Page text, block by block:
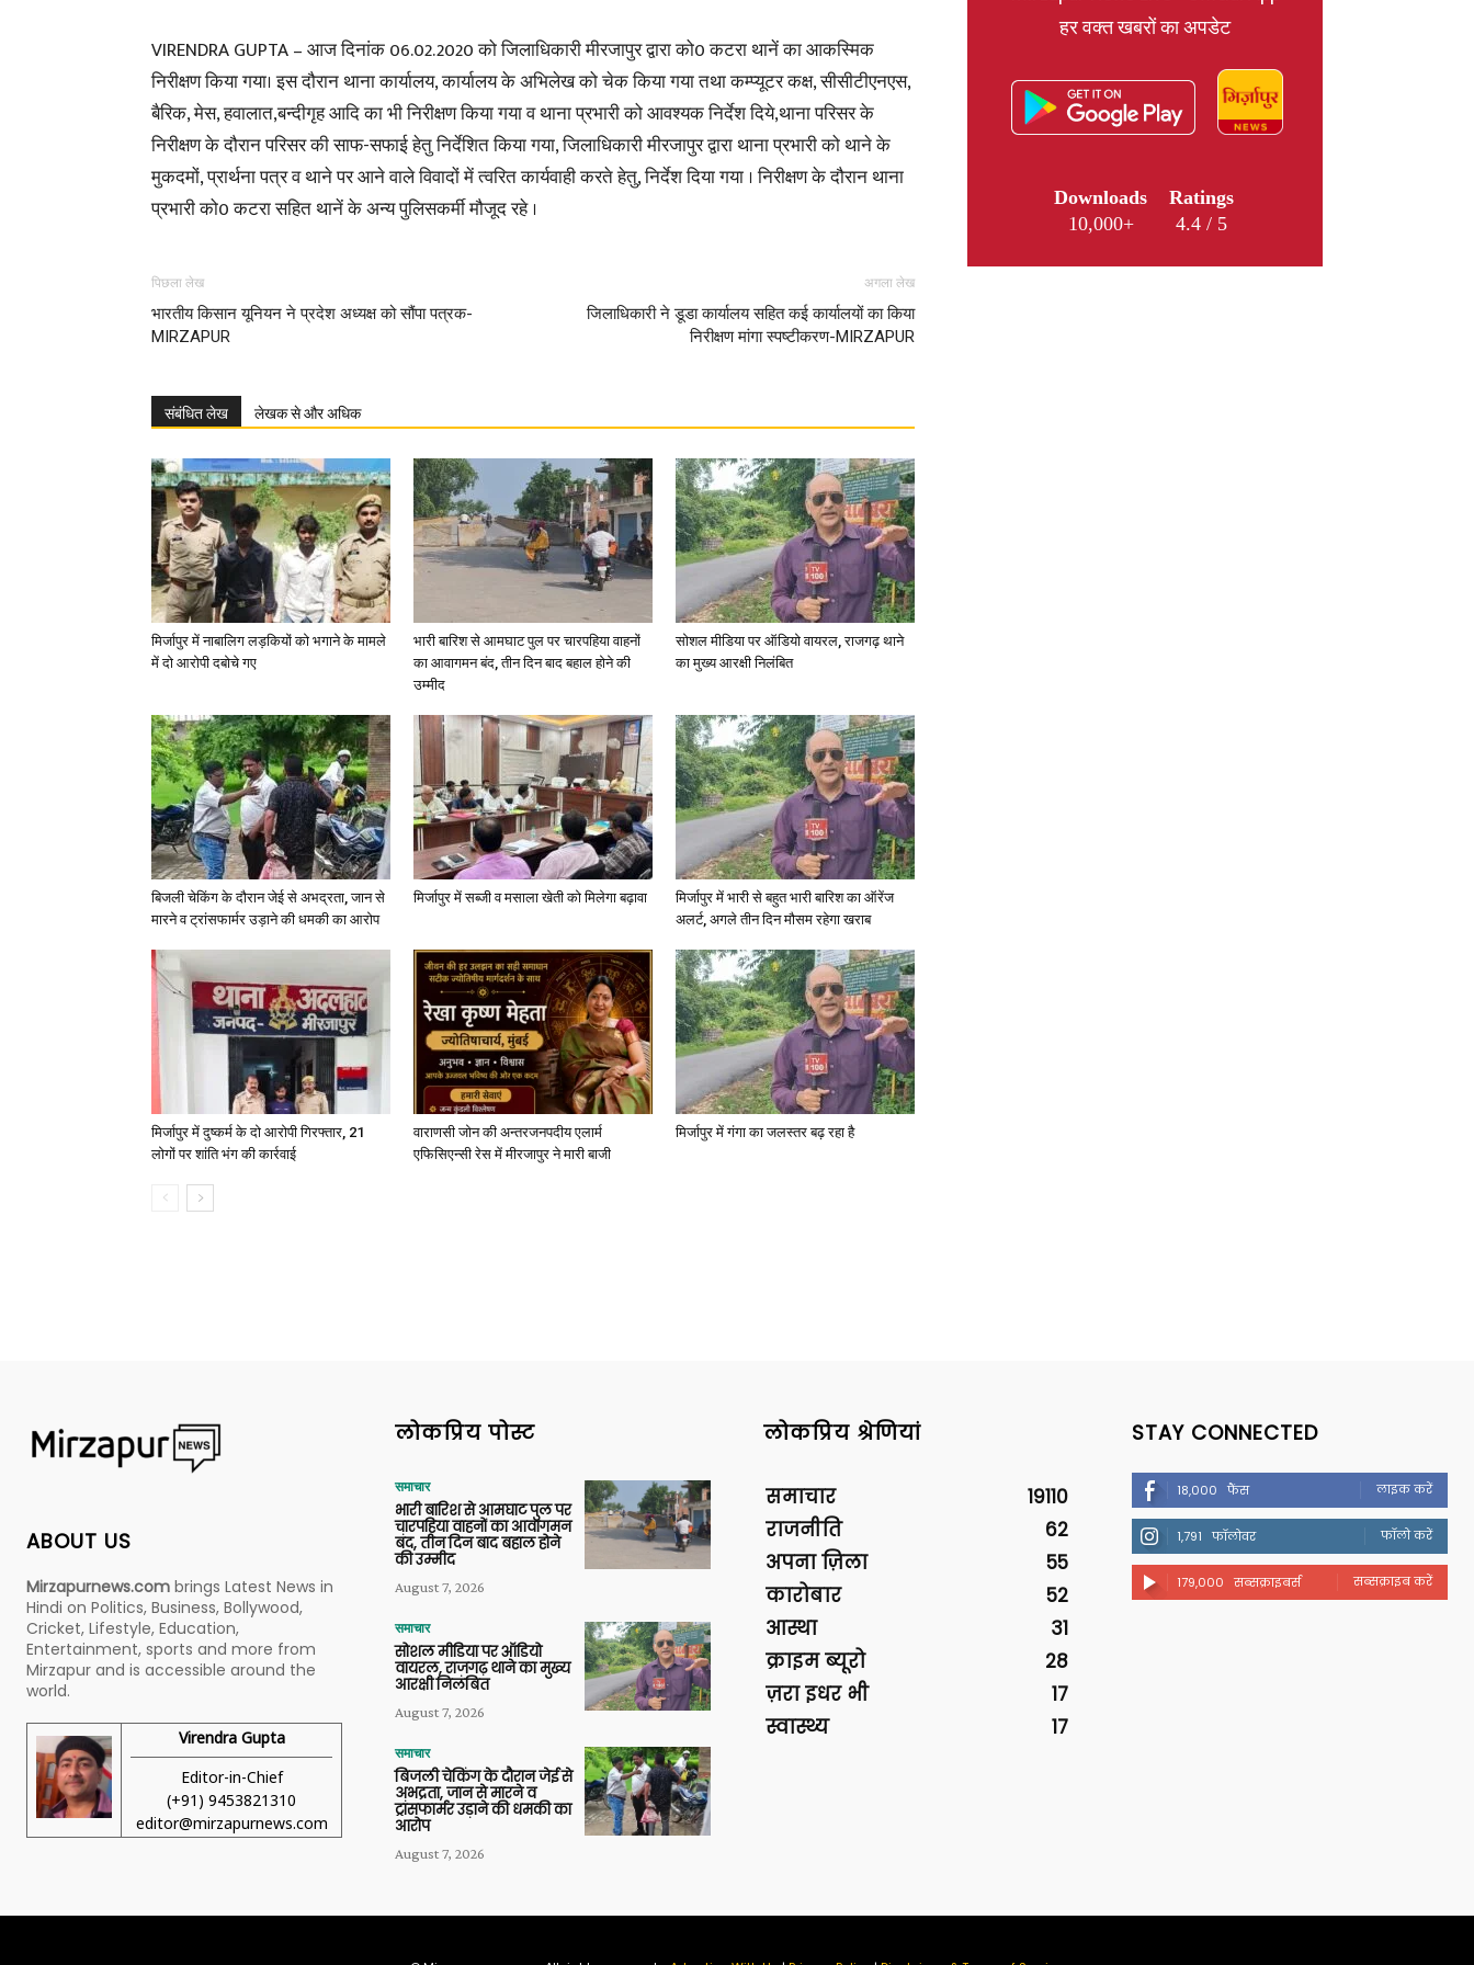
News,
in
Today
Hindi
News
VIRENDRA GUPTA – आज दिनांक 06.02.2020 को जिलाधिकारी मीरजापुर द्वारा को0 कटरा थानें का आकस्मिक
निरीक्षण किया गया। इस दौरान थाना कार्यालय, कार्यालय के अभिलेख को चेक किया गया तथा कम्प्यूटर कक्ष, सीसीटीएनएस,
बैरिक, मेस, हवालात,बन्दीगृह आदि का भी निरीक्षण किया गया व थाना प्रभारी को आवश्यक निर्देश दिये,थाना परिसर के
निरीक्षण के दौरान परिसर की साफ-सफाई हेतु निर्देशित किया गया, जिलाधिकारी मीरजापुर द्वारा थाना प्रभारी को थाने के
मुकदमों, प्रार्थना पत्र व थाने पर आने वाले विवादों में त्वरित कार्यवाही करते हेतु, निर्देश दिया गया । निरीक्षण के दौरान थाना
प्रभारी को0 कटरा सहित थानें के अन्य पुलिसकर्मी मौजूद रहे ।
पिछला लेख
भारतीय किसान यूनियन ने प्रदेश अध्यक्ष को सौंपा पत्रक-
MIRZAPUR
अगला लेख
जिलाधिकारी ने डूडा कार्यालय सहित कई कार्यालयों का किया
निरीक्षण मांगा स्पष्टीकरण-MIRZAPUR
संबंधित लेख लेखक से और अधिक
मिर्जापुर में नाबालिग लड़कियों को भगाने के मामले
में दो आरोपी दबोचे गए
भारी बारिश से आमघाट पुल पर चारपहिया वाहनों
का आवागमन बंद, तीन दिन बाद बहाल होने की
उम्मीद
सोशल मीडिया पर ऑडियो वायरल, राजगढ़ थाने
का मुख्य आरक्षी निलंबित
बिजली चेकिंग के दौरान जेई से अभद्रता, जान से
मारने व ट्रांसफार्मर उड़ाने की धमकी का आरोप
मिर्जापुर में सब्जी व मसाला खेती को मिलेगा बढ़ावा
मिर्जापुर में भारी से बहुत भारी बारिश का ऑरेंज
अलर्ट, अगले तीन दिन मौसम रहेगा खराब
मिर्जापुर में दुष्कर्म के दो आरोपी गिरफ्तार, 21
लोगों पर शांति भंग की कार्रवाई
वाराणसी जोन की अन्तरजनपदीय एलार्म
एफिसिएन्सी रेस में मीरजापुर ने मारी बाजी
मिर्जापुर में गंगा का जलस्तर बढ़ रहा है
हर वक्त खबरों का अपडेट
Downloads
10,000+
Ratings
4.4 / 5
ABOUT US
Mirzapurnews.com brings Latest News in
Hindi on Politics, Business, Bollywood,
Cricket, Lifestyle, Education,
Entertainment, sports and more from
Mirzapur and is accessible around the
world.
Virendra Gupta
Editor-in-Chief
(+91) 9453821310
editor@mirzapurnews.com
लोकप्रिय पोस्ट
समाचार
भारी बारिश से आमघाट पुल पर
चारपहिया वाहनों का आवागमन
बंद, तीन दिन बाद बहाल होने
की उम्मीद
August 7, 2026
समाचार
सोशल मीडिया पर ऑडियो
वायरल, राजगढ़ थाने का मुख्य
आरक्षी निलंबित
August 7, 2026
समाचार
बिजली चेकिंग के दौरान जेई से
अभद्रता, जान से मारने व
ट्रांसफार्मर उड़ाने की धमकी का
आरोप
August 7, 2026
लोकप्रिय श्रेणियां
समाचार
19110
राजनीति
62
अपना ज़िला
55
कारोबार
52
आस्था
31
क्राइम ब्यूरो
28
ज़रा इधर भी
17
स्वास्थ्य
17
STAY CONNECTED
18,000 फैंस लाइक करें
1,791 फॉलोवर फॉलो करें
179,000 सब्सक्राइबर्स सब्सक्राइब करें